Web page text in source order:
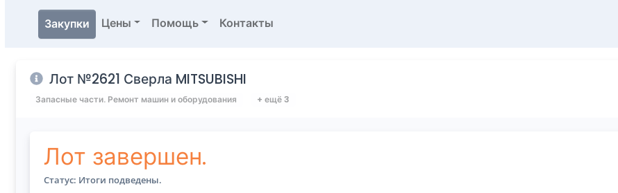
Закупки Цены Помощь Контакты
Лот №2621 Сверла MITSUBISHI
Запасные части. Ремонт машин и оборудования + ещё 3
Лот завершен.
Статус: Итоги подведены.